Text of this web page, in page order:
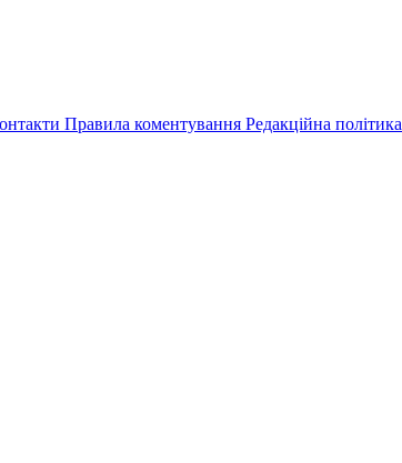
Правила коментування Редакційна політика